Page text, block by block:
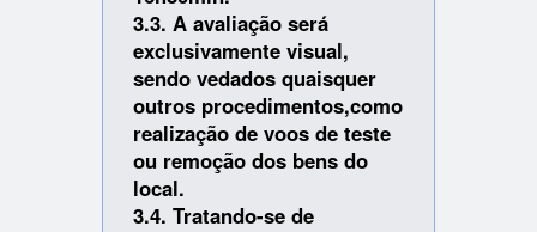
3.3. A avaliação será
exclusivamente visual,
sendo vedados quaisquer
outros procedimentos,como
realização de voos de teste
ou remoção dos bens do
local.
3.4. Tratando-se de